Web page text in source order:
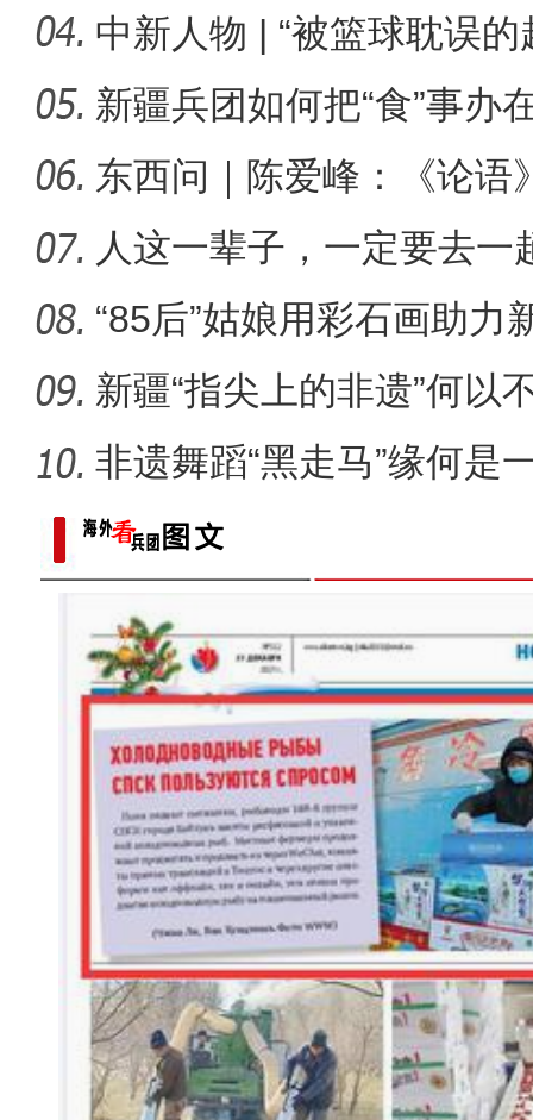
崭新“城”迹：兵团城镇化
承创新
中新人物 | “被篮球耽误
总冠
新疆兵团如何把“食”事办
东西问｜陈爱峰：《论语
疆的课
人这一辈子，一定要去一
“85后”姑娘用彩石画助力
新疆“指尖上的非遗”何以
非遗舞蹈“黑走马”缘何是